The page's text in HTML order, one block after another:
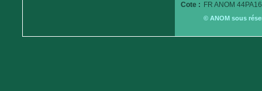
Cote : FR ANOM
© ANOM sous